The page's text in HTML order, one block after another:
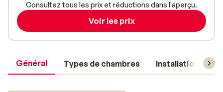
Général Types de chambres Installations
Consultez tous les prix et réductions dans l'aperçu.
Voir les prix